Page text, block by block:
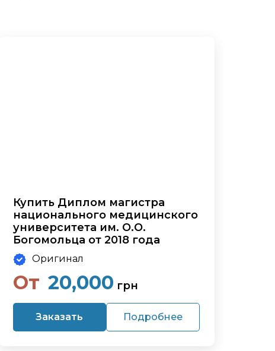
Купить Диплом магистра
национального медицинского
университета им. О.О.
Богомольца от 2018 года
Оригинал
От 20,000 грн
Заказать Подробнее